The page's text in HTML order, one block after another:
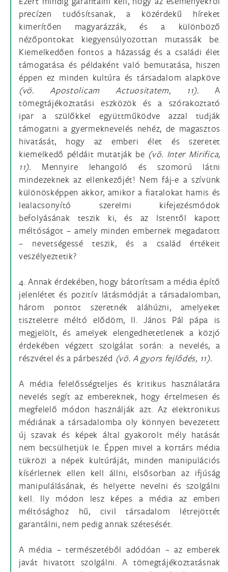
precízen tudósítsanak, a közérdekű híreket
kimerítően magyarázzák, és a különböző
nézőpontokat kiegyensúlyozottan mutassák be.
Kiemelkedően fontos a házasság és a családi élet
támogatása és példaként való bemutatása, hiszen
éppen ez minden kultúra és társadalom alapköve
(vö. Apostolicam Actuositatem, 11). A
tömegtájékoztatási eszközök és a szórakoztató
ipar a szülőkkel együttműködve azzal tudják
támogatni a gyermeknevelés nehéz, de magasztos
hivatását, hogy az emberi élet és szeretet
kiemelkedő példáit mutatják be (vö. Inter Mirifica,
11). Mennyire lehangoló és szomorú látni
mindezeknek az ellenkezőjét! Nem fáj-e a szívünk
különösképpen akkor, amikor a fiatalokat hamis és
lealacsonyító szerelmi kifejezésmódok
befolyásának teszik ki, és az Istentől kapott
méltóságot – amely minden embernek megadatott
– nevetségessé teszik, és a család értékeit
veszélyeztetik?
4. Annak érdekében, hogy bátorítsam a média építő
jelenlétet és pozitív látásmódját a társadalomban,
három pontot szeretnék aláhúzni, amelyeket
tiszteletre méltó elődöm, II. János Pál pápa is
megjelölt, és amelyek elengedhetetlenek a közjó
érdekében végzett szolgálat során: a nevelés, a
részvétel és a párbeszéd (vö. A gyors fejlődés, 11).
A média felelősségteljes és kritikus használatára
nevelés segít az embereknek, hogy értelmesen és
megfelelő módon használják azt. Az elektronikus
médiának a társadalomba oly könnyen bevezetett
új szavak és képek által gyakorolt mély hatását
nem becsülhetjük le. Éppen mivel a kortárs média
tükrözi a népek kultúráját, minden manipulációs
kísérletnek ellen kell állni, elsősorban az ifjúság
manipulálásának, és helyette nevelni és szolgálni
kell. Ily módon lesz képes a média az emberi
méltósághoz hű, civil társadalom létrejöttét
garantálni, nem pedig annak szétesését.
A média – természetéből adódóan – az emberek
javát hivatott szolgálni. A tömegtájékoztatásnak